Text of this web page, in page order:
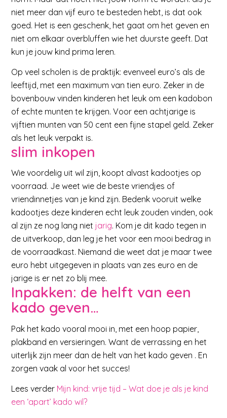
niet meer dan vijf euro te besteden hebt, is dat ook
goed. Het is een geschenk, het gaat om het geven en
niet om elkaar overbluffen wie het duurste geeft. Dat
kun je jouw kind prima leren.
Op veel scholen is de praktijk: evenveel euro’s als de
leeftijd, met een maximum van tien euro. Zeker in de
bovenbouw vinden kinderen het leuk om een kadobon
of echte munten te krijgen. Voor een achtjarige is
vijftien munten van 50 cent een fijne stapel geld. Zeker
als het leuk verpakt is.
slim inkopen
Wie voordelig uit wil zijn, koopt alvast kadootjes op
voorraad. Je weet wie de beste vriendjes of
vriendinnetjes van je kind zijn. Bedenk vooruit welke
kadootjes deze kinderen echt leuk zouden vinden, ook
al zijn ze nog lang niet jarig. Kom je dit kado tegen in
de uitverkoop, dan leg je het voor een mooi bedrag in
de voorraadkast. Niemand die weet dat je maar twee
euro hebt uitgegeven in plaats van zes euro en de
jarige is er net zo blij mee.
Inpakken: de helft van een
kado geven…
Pak het kado vooral mooi in, met een hoop papier,
plakband en versieringen. Want de verrassing en het
uiterlijk zijn meer dan de helt van het kado geven . En
zorgen vaak al voor het succes!
Lees verder Mijn kind: vrije tijd – Wat doe je als je kind
een ‘apart’ kado wil?